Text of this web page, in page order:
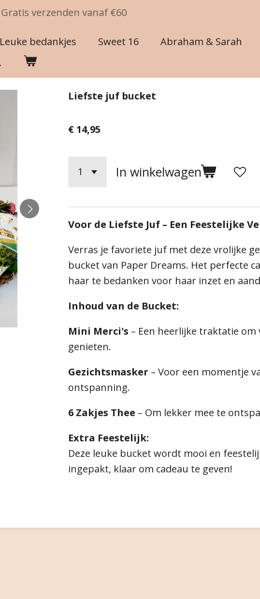
Gratis verzenden vanaf €60
Leuke bedankjes Sweet 16
Abraham & Sarah
Liefste juf bucket
€ 14,95
In winkelwagen
Voor de Liefste Juf – Een Feestelijke
Verras je favoriete juf met deze vrolijke
bucket van Paper Dreams. Het perfecte
haar te bedanken voor haar inzet en
Inhoud van de Bucket:
Mini Merci's – Een heerlijke traktatie om
genieten.
Gezichtsmasker – Voor een momentje
ontspanning.
6 Zakjes Thee – Om lekker mee te
Extra Feestelijk:
Deze leuke bucket wordt mooi en
ingepakt, klaar om cadeau te geven!